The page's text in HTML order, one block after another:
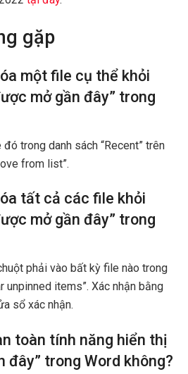
gặp
một file cụ thể khỏi
mở gần đây” trong
trong danh sách “Recent” trên
from list”.
tất cả các file khỏi
mở gần đây” trong
phải vào bất kỳ file nào trong
unpinned items”. Xác nhận bằng
sổ xác nhận.
toàn tính năng hiển thị
đây” trong Word không?